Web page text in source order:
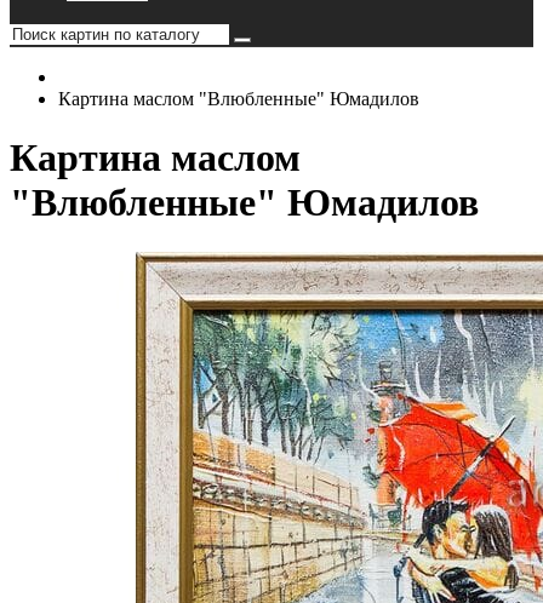
Картина маслом "Влюбленные" Юмадилов
Картина маслом
"Влюбленные" Юмадилов